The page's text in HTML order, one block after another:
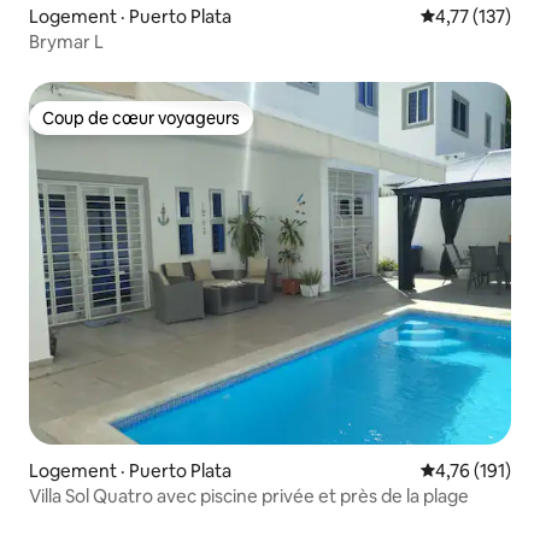
Logement · Puerto Plata Note
4,77 (137)
Brymar L
Coup de cœur voyageurs
Coup de cœur voyageurs
Logement · Puerto Plata Note
4,76 (191)
Villa Sol Quatro avec piscine privée et près de la plage